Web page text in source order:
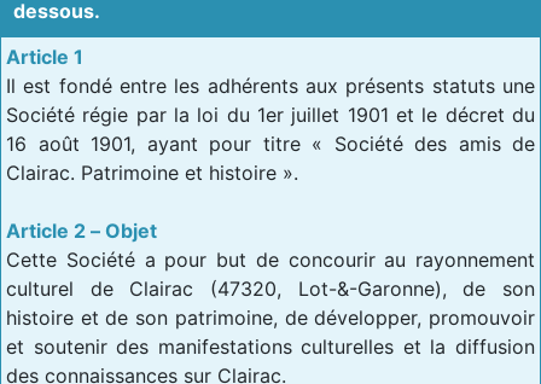
dessous.
Article 1
Il est fondé entre les adhérents aux présents statuts une
Société régie par la loi du 1er juillet 1901 et le décret du
16 août 1901, ayant pour titre « Société des amis de
Clairac. Patrimoine et histoire ».
Article 2 – Objet
Cette Société a pour but de concourir au rayonnement
culturel de Clairac (47320, Lot-&-Garonne), de son
histoire et de son patrimoine, de développer, promouvoir
et soutenir des manifestations culturelles et la diffusion
des connaissances sur Clairac.